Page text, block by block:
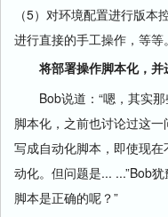
（5）对环境配置进行版
进行直接的手工操作，等等
将部署操作脚本化，并
Bob说道：“嗯，其实那
脚本化，之前也讨论过这
写成自动化脚本，即使现
动化。但问题是... ...”Bob
脚本是正确的呢？”